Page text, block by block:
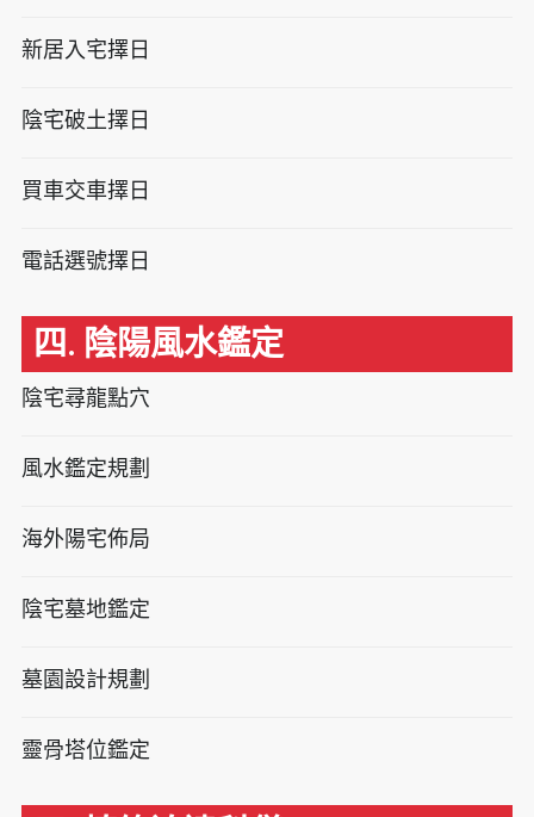
新居入宅擇日
陰宅破土擇日
買車交車擇日
電話選號擇日
四. 陰陽風水鑑定
陰宅尋龍點穴
風水鑑定規劃
海外陽宅佈局
陰宅墓地鑑定
墓園設計規劃
靈骨塔位鑑定